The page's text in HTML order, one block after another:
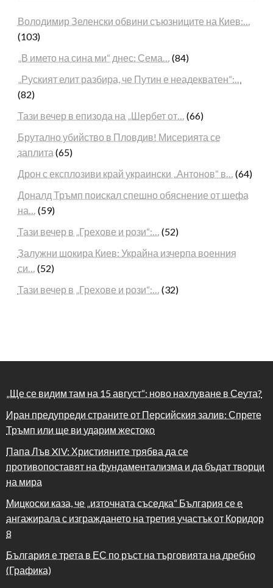
Володимир Зеленски обвини съюзниците на Киев:…
(103)
„В името на сина ми“ днес: Сема… (84)
„Руският елит разбира, че Путин е неадекватен“:…
(82)
Тази вечер в епизода на „Шербет от… (66)
Брутално убийство в Пловдив! Мисерията се
заплита (65)
Дрон с експлозиви край украински „Антонов“ в… (64)
Доналд Тръмп поискал спешно обяснение от шефа
на… (59)
Тази вечер в „Грехове и рози“:… (52)
Залужни шокира Киев: Украйна изчерпа военния
си… (52)
Тази вечер в „Грехове и рози“:… (32)
„Ще се видим там на 15 август“: ново нахлуване в Сеута?
Иран предупреди страните от Персийския залив: Спрете
Тръмп или ще ви ударим жестоко
Папа Лъв XIV: Християните трябва да се
противопоставят на фундаментализма и да бъдат творци
на мира
Мицкоски каза, че „източната съседка“ България се е
ангажирала с изграждането на третия участък от Коридор
8
България е трета в ЕС по ръст на търговията на дребно
(Графика)